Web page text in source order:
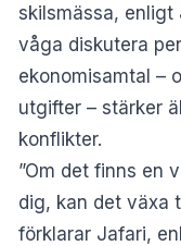
skilsmässa,
våga diskutera
ekonomisamtal –
utgifter – stärker
konflikter.
”Om det finns en
dig, kan det växa
förklarar Jafari,